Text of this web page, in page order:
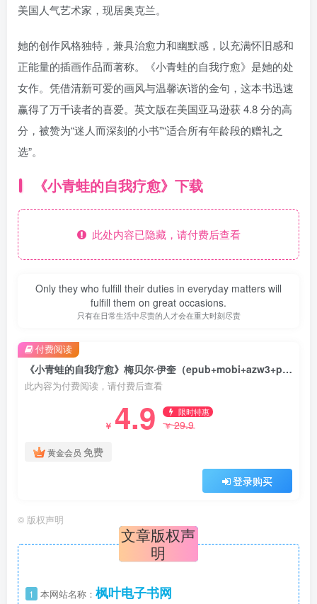
美国人气艺术家，现居奥克兰。
她的创作风格独特，兼具治愈力和幽默感，以充满怀旧感和
正能量的插画作品而著称。《小青蛙的自我疗愈》是她的处
女作。凭借清新可爱的画风与温馨诙谐的金句，这本书迅速
赢得了万千读者的喜爱。英文版在美国亚马逊获 4.8 分的高
分，被赞为“迷人而深刻的小书”“适合所有年龄段的赠礼之
选”。
《小青蛙的自我疗愈》下载
此处内容已隐藏，请付费后查看
Only they who fulfill their duties in everyday matters will
fulfill them on great occasions.
只有在日常生活中尽责的人才会在重大时刻尽责
《小青蛙的自我疗愈》梅贝尔·伊奎（epub+mobi+azw3+pdf）
此内容为付费阅读，请付费后查看
￥ 4.9 限时特惠
￥29.9
黄金会员 免费
登录购买
付费阅读
© 版权声明
文章版权声
明
1 本网站名称： 枫叶电子书网